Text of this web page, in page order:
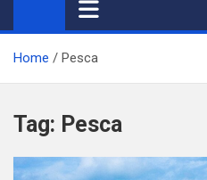
Home Pesca
Tag: Pesca